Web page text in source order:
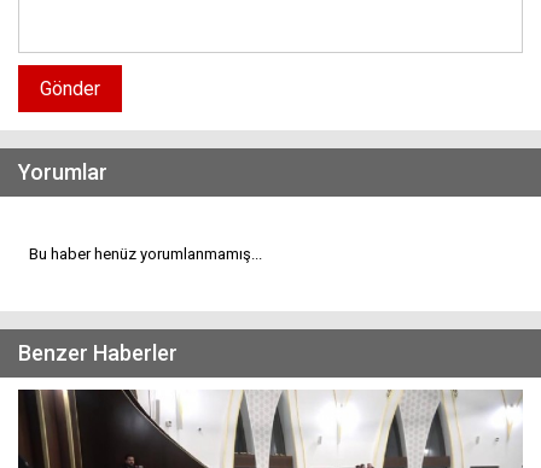
Gönder
Yorumlar
Bu haber henüz yorumlanmamış...
Benzer Haberler